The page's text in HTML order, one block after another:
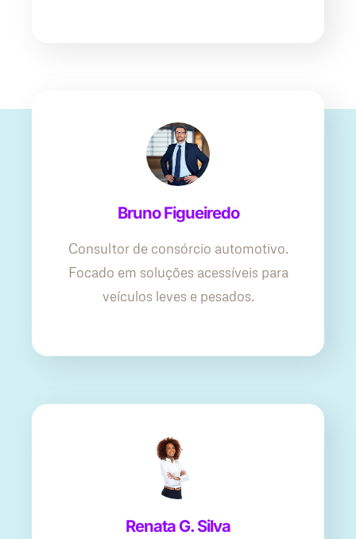
Bruno Figueiredo
Consultor de consórcio automotivo.
Focado em soluções acessíveis para
veículos leves e pesados.
Renata G. Silva